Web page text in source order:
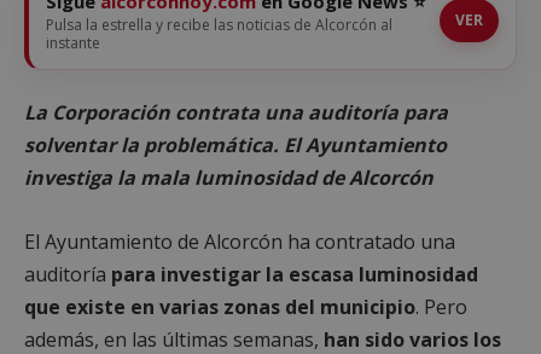
Pulsa la estrella y recibe las noticias de Alcorcón al
instante
VER
La Corporación contrata una auditoría para
solventar la problemática. El Ayuntamiento
investiga la mala luminosidad de Alcorcón
El Ayuntamiento de Alcorcón ha contratado una
auditoría para investigar la escasa luminosidad
que existe en varias zonas del municipio. Pero
además, en las últimas semanas, han sido varios los